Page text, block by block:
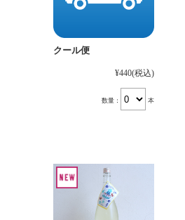
クール便
¥440(税込)
数量： 本